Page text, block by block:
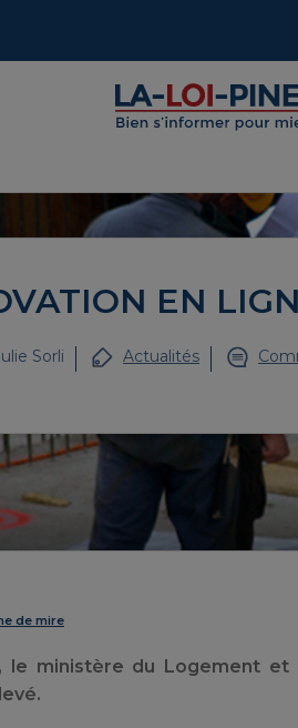
EN
Sorli Actualités
de mire
ministère du Logement et